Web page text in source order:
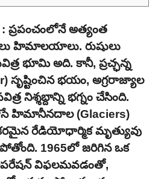
: ప్రపంచంలోనే అత్యంత
హిమాలయాలు. రుషులు
భూమి అది. కానీ, ప్రచ్ఛన్న
సృష్టించిన భయం, అగ్రరాజ్యాల
నిశ్శబ్దాన్ని భగ్నం చేసింది.
హిమానీనదాల (Glaciers)
రేడియోధార్మిక మృత్యువు
1965లో జరిగిన ఒక
విఫలమవడంతో,